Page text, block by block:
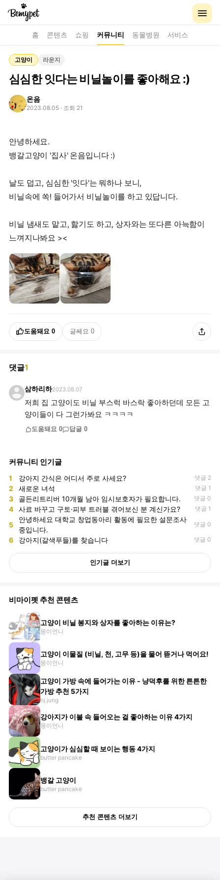
홈 콘텐츠 쇼핑 커뮤니티 동물병원 서비스
고양이 라운지
심심한 잇다는 비닐놀이를 좋아해요 :)
온음
2023.08.05 · 조회 21
안녕하세요.
뱅갈고양이 '집사' 온음입니다 :)
날도 덥고, 심심한 '잇다'는 뭐하나 보니,
비닐속에 쏙! 들어가서 비닐놀이를 하고 있답니다.
비닐 냄새도 맡고, 핧기도 하고, 상자와는 또다른 아늑함이
느껴지나봐요 ><
도움돼요 0 글쎄요 0
댓글1
삼하리하2023.08.07
저희 집 고양이도 비닐 부스럭 바스락 좋아하던데 모든 고
양이들이 다 그런가봐요 ㅋㅋㅋㅋ
도움돼요 0 답글 0
커뮤니티 인기글
1 강아지 간식은 어디서 주로 사세요? 댓글 2
2 새로운 녀석 댓글 1
3 골든리트리버 10개월 남아 임시보호자가 필요합니다. 댓글 0
4 사료 바꾸고 구토·피부 트러블 겪어보신 분 계신가요? 댓글 1
5
안녕하세요 대학교 창업동아리 활동에 필요한 설문조사
중입니다.
댓글 0
6 강아지(갈색푸들)를 찾습니다 댓글 0
인기글 더보기
비마이펫 추천 콘텐츠
고양이 비닐 봉지와 상자를 좋아하는 이유는?
몽이언니
고양이 이물질 (비닐, 천, 고무 등)을 물어 뜯거나 먹어요!
몽이언니
고양이 가방 속에 들어가는 이유 - 냥덕후를 위한 튼튼한
가방 추천 5가지
hj.jung
강아지가 이불 속 들어오는 걸 좋아하는 이유 4가지
몽이언니
고양이가 심심할 때 보이는 행동 4가지
butter pancake
뱅갈 고양이
butter pancake
추천 콘텐츠 더보기